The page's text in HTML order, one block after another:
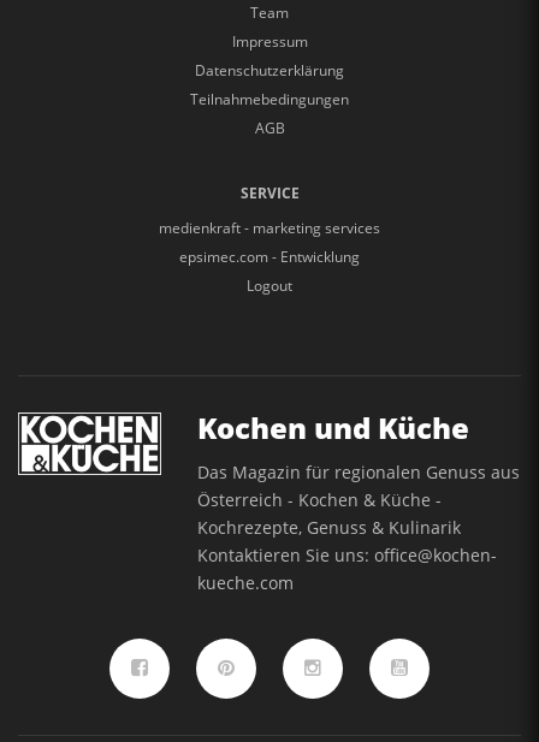
Team
Impressum
Datenschutzerklärung
Teilnahmebedingungen
AGB
SERVICE
medienkraft - marketing services
epsimec.com - Entwicklung
Logout
Kochen und Küche
Das Magazin für regionalen Genuss aus
Österreich - Kochen & Küche -
Kochrezepte, Genuss & Kulinarik
Kontaktieren Sie uns:office@kochen-
kueche.com